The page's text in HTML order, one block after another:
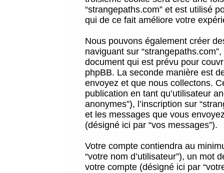
“strangepaths.com” et est utilisé
qui de ce fait améliore votre
Nous pouvons également créer
naviguant sur
document qui est prévu pour
phpBB. La seconde manière est
envoyez et que nous collectons.
publication en tant qu’utilisateur
anonymes”), l’inscription sur
et les messages que vous
(désigné ici par “vos messages”).
Votre compte contiendra au
“votre nom d’utilisateur”), un mot
votre compte (désigné ici par